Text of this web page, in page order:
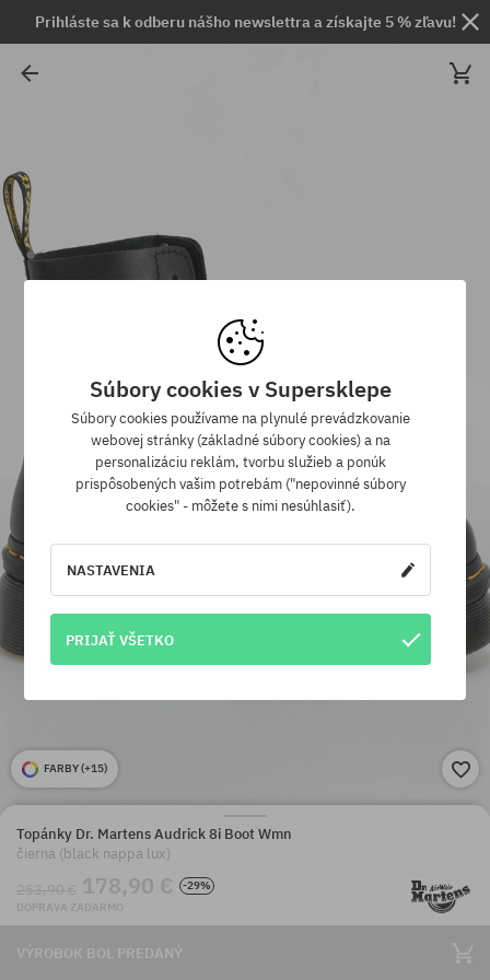
Prihláste sa k odberu nášho newslettra a získajte 5 % zľavu!
FARBY (+15)
Topánky Dr. Martens Audrick 8i Boot Wmn
čierna (black nappa lux)
253,90 € 178,90 €
-29%
DOPRAVA ZADARMO
VÝROBOK BOL PREDANÝ
Súbory cookies v Supersklepe
Súbory cookies používame na plynulé prevádzkovanie
webovej stránky (základné súbory cookies) a na
personalizáciu reklám, tvorbu služieb a ponúk
prispôsobených vašim potrebám ("nepovinné súbory
cookies" - môžete s nimi nesúhlasiť).
NASTAVENIA
PRIJAŤ VŠETKO